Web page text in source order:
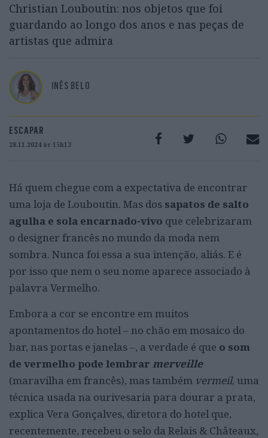
Christian Louboutin: nos objetos que foi
guardando ao longo dos anos e nas peças de
artistas que admira
INÊS BELO
ESCAPAR
28.11.2024 às 15h13
Há quem chegue com a expectativa de encontrar
uma loja de Louboutin. Mas dos sapatos de salto
agulha e sola encarnado-vivo que celebrizaram
o designer francês no mundo da moda nem
sombra. Nunca foi essa a sua intenção, aliás. E é
por isso que nem o seu nome aparece associado à
palavra Vermelho.
Embora a cor se encontre em muitos
apontamentos do hotel – no chão em mosaico do
bar, nas portas e janelas –, a verdade é que o som
de vermelho pode lembrar merveille
(maravilha em francês), mas também vermeil, uma
técnica usada na ourivesaria para dourar a prata,
explica Vera Gonçalves, diretora do hotel que,
recentemente, recebeu o selo da Relais & Châteaux,